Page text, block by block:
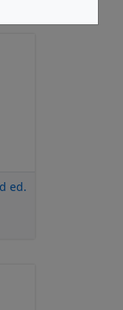
ed.